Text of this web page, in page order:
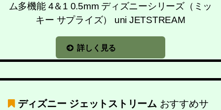
ム多機能 4＆1 0.5mm ディズニーシリーズ（ミッ
キー サプライズ） uni JETSTREAM
詳しく見る
ディズニー ジェットストリームおすすめサ